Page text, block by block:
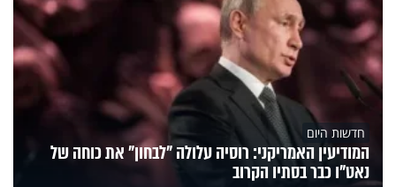
חדשות היום
המודיעין האמריקני: רוסיה עלולה "לבחון" את כוחה של
נאט"ו כבר בסתיו הקרוב